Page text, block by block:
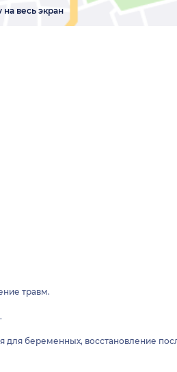
на весь экран
травм.
для беременных, восстановление